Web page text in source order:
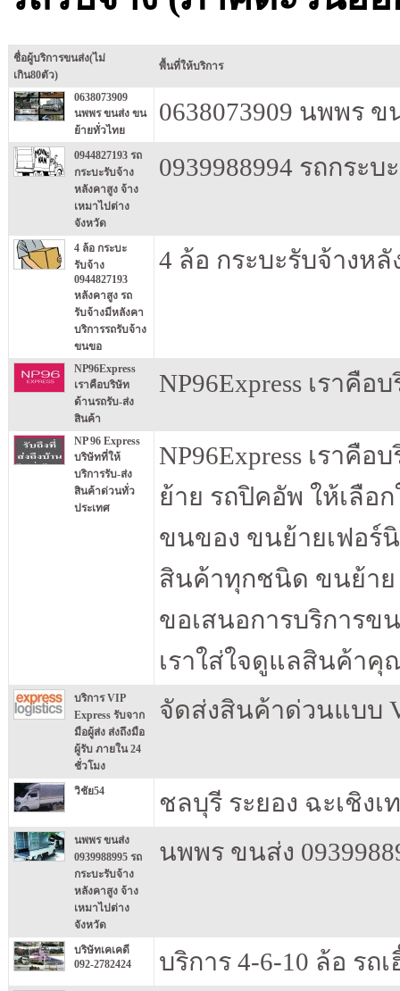
ชื่อผู้บริการขนส่ง(ไม่
เกิน80ตัว)
พื้นที่ให้บริการ
0638073909
นพพร ขนส่ง ขน
ย้ายทั่วไทย
0638073909 นพพร
0944827193 รถ
กระบะรับจ้าง
หลังคาสูง จ้าง
เหมาไปต่าง
จังหวัด
0939988994 รถกระ
4 ล้อ กระบะ
รับจ้าง
0944827193
หลังคาสูง รถ
รับจ้างมีหลังคา
บริการรถรับจ้าง
ขนขอ
4 ล้อ กระบะรับจ้างห
NP96Express
เราคือบริษัท
ด้านรถรับ-ส่ง
สินค้า
NP96Express เราคื
NP 96 Express
บริษัทที่ให้
บริการรับ-ส่ง
สินค้าด่วนทั่ว
ประเทศ
NP96Express เราคื
ย้าย รถปิคอัพ ให้เลือ
ขนของ ขนย้ายเฟอร์
สินค้าทุกชนิด ขนย้าย
ขอเสนอการบริการข
เราใส่ใจดูแลสินค้าคุ
บริการ VIP
Express รับจาก
มือผู้ส่ง ส่งถึงมือ
ผู้รับ ภายใน 24
ชั่วโมง
จัดส่งสินค้าด่วนแบบ
วิชัย54 ชลบุรี ระยอง ฉะเชิงเ
นพพร ขนส่ง
0939988995 รถ
กระบะรับจ้าง
หลังคาสูง จ้าง
เหมาไปต่าง
จังหวัด
นพพร ขนส่ง
บริษัทเคเคดี
092-2782424
บริการ 4-6-10 ล้อ รถ